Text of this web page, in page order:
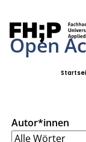
Open
Autor*innen